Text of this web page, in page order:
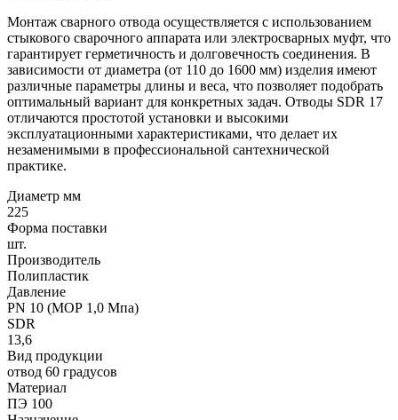
Монтаж сварного отвода осуществляется с использованием
стыкового сварочного аппарата или электросварных муфт, что
гарантирует герметичность и долговечность соединения. В
зависимости от диаметра (от 110 до 1600 мм) изделия имеют
различные параметры длины и веса, что позволяет подобрать
оптимальный вариант для конкретных задач. Отводы SDR 17
отличаются простотой установки и высокими
эксплуатационными характеристиками, что делает их
незаменимыми в профессиональной сантехнической
практике.
Диаметр мм
225
Форма поставки
шт.
Производитель
Полипластик
Давление
PN 10 (МОР 1,0 Мпа)
SDR
13,6
Вид продукции
отвод 60 градусов
Материал
ПЭ 100